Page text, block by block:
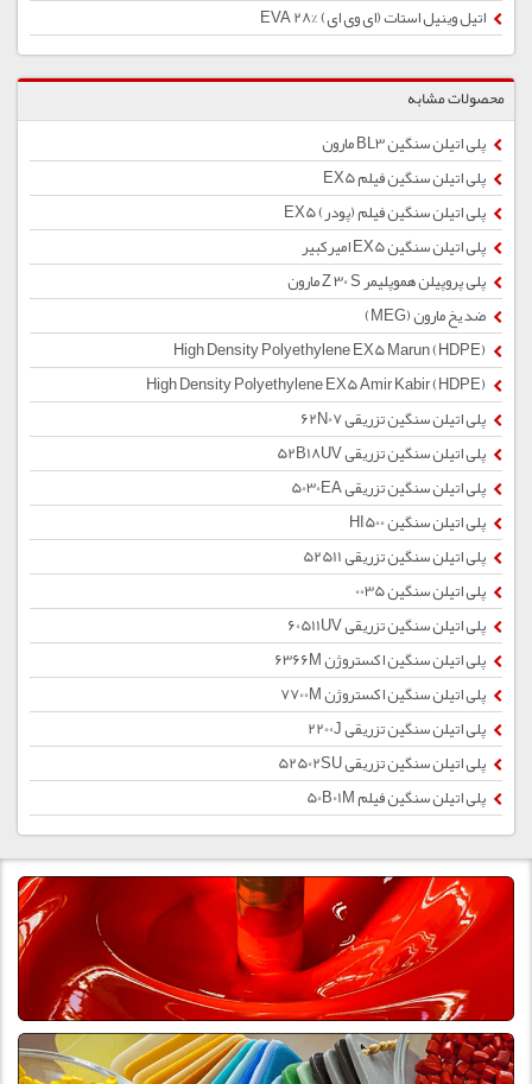
اتیل وینیل استات (ای وی ای) %28 EVA
محصولات مشابه
پلی اتیلن سنگین BL3 مارون
پلی اتیلن سنگین فیلم EX5
پلی اتیلن سنگین فیلم (پودر) EX5
پلی اتیلن سنگین EX5 امیركبیر
پلی پروپیلن هموپلیمر Z 30 S مارون
ضد یخ مارون (MEG)
پلی اتیلن سنگین تزریقی 62N07
پلی اتیلن سنگین تزریقی 52B18UV
پلی اتیلن سنگین تزریقی 5030EA
پلی اتیلن سنگین HI500
پلی اتیلن سنگین تزریقی 52511
پلی اتیلن سنگین 0035
پلی اتیلن سنگین تزریقی 60511UV
پلی اتیلن سنگین اکستروژن 6366M
پلی اتیلن سنگین اکستروژن 7700M
پلی اتیلن سنگین تزریقی 2200J
پلی اتیلن سنگین تزریقی 52502SU
پلی اتیلن سنگین فیلم 50B01M